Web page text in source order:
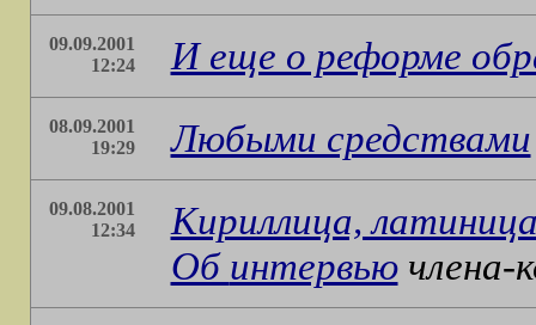
09.09.2001
12:24
И еще о реформе
08.09.2001
19:29
Любыми средствами
09.08.2001
12:34
Кириллица,
Об интервьючлена-